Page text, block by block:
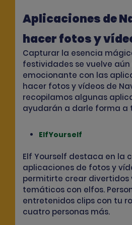
Aplicaciones de
hacer fotos y
Capturar la esencia
festividades se vuelve
emocionante con las
hacer fotos y vídeos de
recopilamos algunas
ayudarán a darle forma a
ElfYourself
Elf Yourself destaca en la
aplicaciones de fotos y
permitirte crear divertidos
temáticos con elfos.
entretenidos clips con tu
cuatro personas más.